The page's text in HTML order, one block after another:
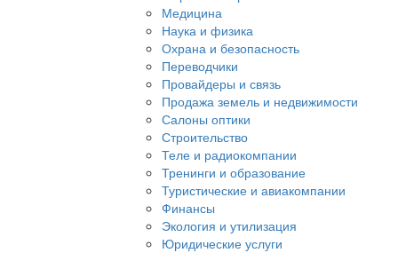
Медицина
Наука и физика
Охрана и безопасность
Переводчики
Провайдеры и связь
Продажа земель и недвижимости
Салоны оптики
Строительство
Теле и радиокомпании
Тренинги и образование
Туристические и авиакомпании
Финансы
Экология и утилизация
Юридические услуги